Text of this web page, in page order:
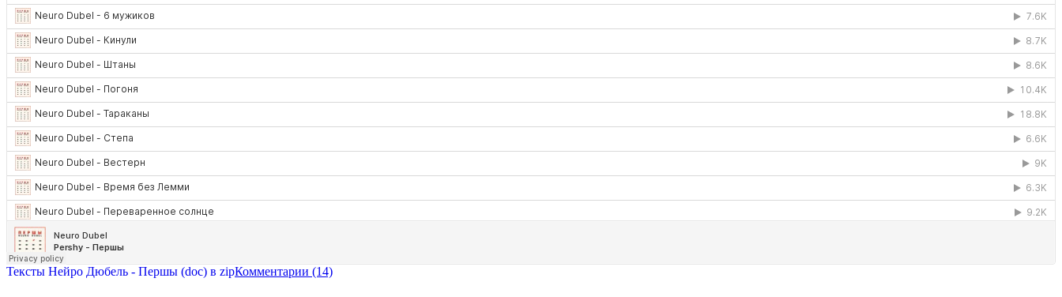
Тексты Нейро Дюбель - Першы (doc) в zipКомментарии (14)